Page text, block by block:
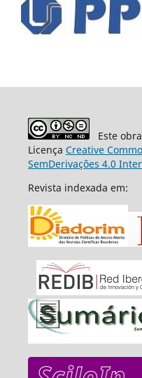
Este obra
Licença Creative
SemDerivações 4.0
Revista indexada